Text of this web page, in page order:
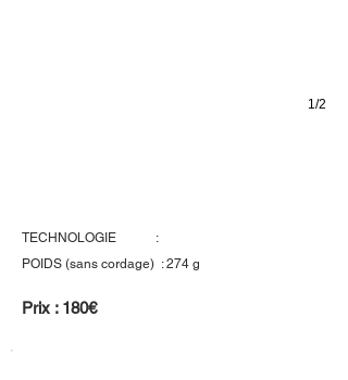
Prix : 180€
1/2
TECHNOLOGIE :
POIDS (sans cordage) : 274 g